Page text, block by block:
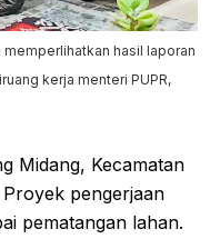
hasil laporan
kerja menteri PUPR,
Midang, Kecamatan
pengerjaan
pematangan lahan.